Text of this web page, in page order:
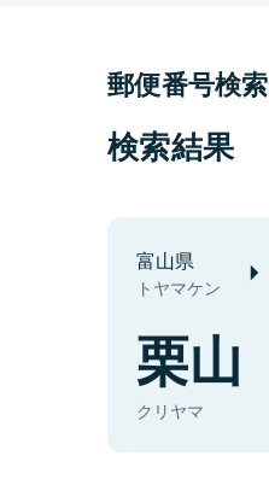
郵便番号検索
検索結果
富山県
トヤマケン
栗山
クリヤマ